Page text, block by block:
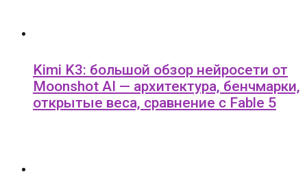
Kimi K3: большой обзор нейросети от
Moonshot AI — архитектура, бенчмарки,
открытые веса, сравнение с Fable 5